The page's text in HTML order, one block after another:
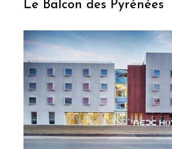
Le Balcon des Pyrénées